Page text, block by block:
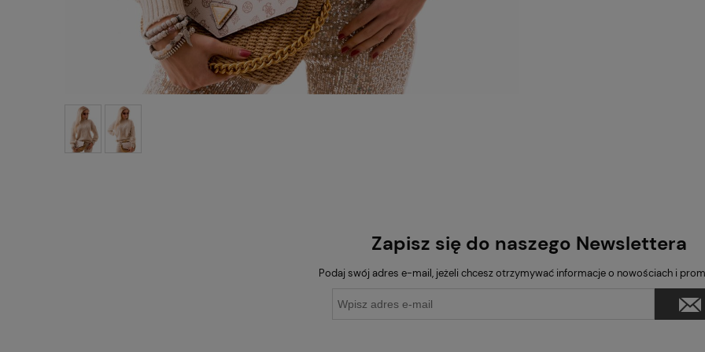
Zapisz się do naszego Newslettera
Podaj swój adres e-mail, jeżeli chcesz otrzymywać informacje o nowościach i